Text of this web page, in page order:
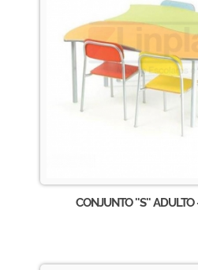
CONJUNTO ''S''